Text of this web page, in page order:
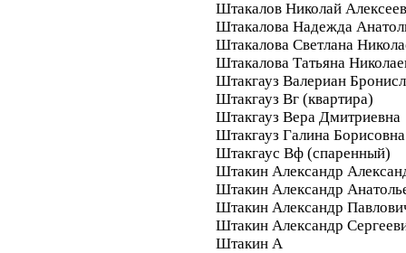
Штакалов Николай
Штакалова Надежда
Штакалова Светлана
Штакалова Татьяна
Штакгауз Валериан
Штакгауз Вг (квартира)
Штакгауз Вера Дмитриевна
Штакгауз Галина Борисовна
Штакгаус Вф (спаренный)
Штакин Александр
Штакин Александр
Штакин Александр
Штакин Александр
Штакин А